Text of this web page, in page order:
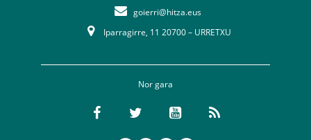
goierri@hitza.eus
Iparragirre, 11 20700 – URRETXU
Nor gara